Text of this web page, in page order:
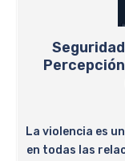
La violencia es
en todas las